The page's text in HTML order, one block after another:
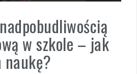
w szkole – jak